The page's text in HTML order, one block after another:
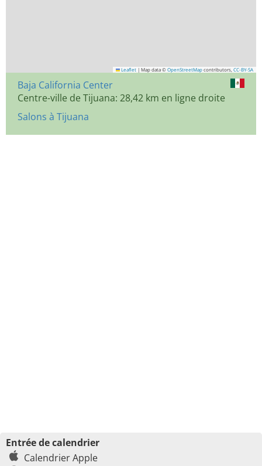
Leaflet | Map data © OpenStreetMap contributors, CC-BY-SA
Baja California Center
Centre-ville de Tijuana: 28,42 km en ligne droite
Salons à Tijuana
Entrée de calendrier
Calendrier Apple